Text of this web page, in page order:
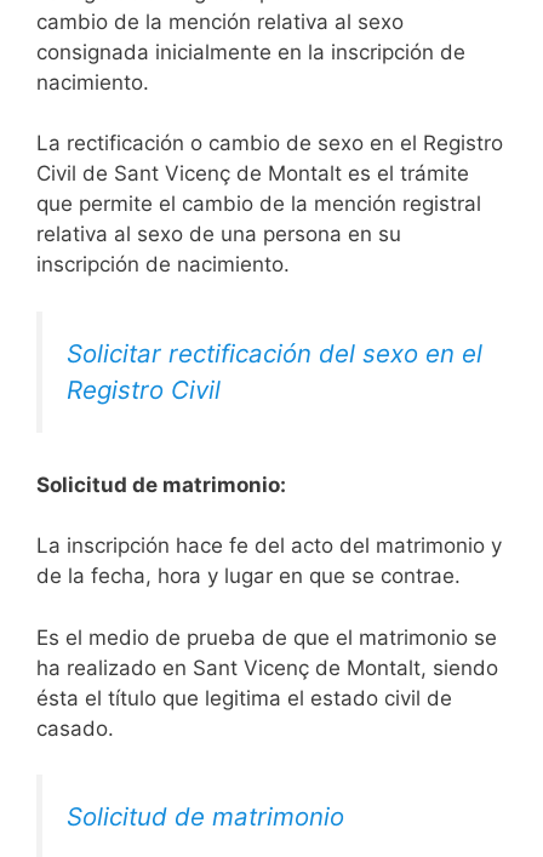
cambio de la mención relativa al sexo
consignada inicialmente en la inscripción de
nacimiento.
La rectificación o cambio de sexo en el Registro
Civil de Sant Vicenç de Montalt es el trámite
que permite el cambio de la mención registral
relativa al sexo de una persona en su
inscripción de nacimiento.
Solicitar rectificación del sexo en el
Registro Civil
Solicitud de matrimonio:
La inscripción hace fe del acto del matrimonio y
de la fecha, hora y lugar en que se contrae.
Es el medio de prueba de que el matrimonio se
ha realizado en Sant Vicenç de Montalt, siendo
ésta el título que legitima el estado civil de
casado.
Solicitud de matrimonio